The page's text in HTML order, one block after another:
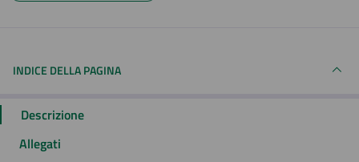
INDICE DELLA PAGINA
Descrizione
Allegati